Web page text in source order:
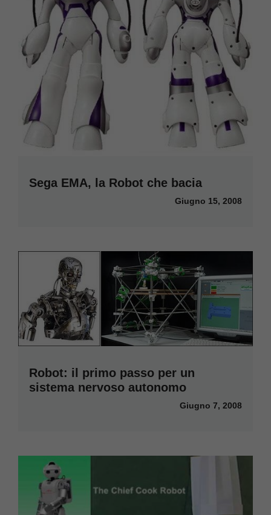
Sega EMA, la Robot che bacia
Giugno 15, 2008
Robot: il primo passo per un
sistema nervoso autonomo
Giugno 7, 2008